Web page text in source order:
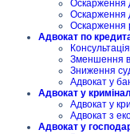
Оскарження
Оскарження
Оскарження
Адвокат по
Зменшення
Зниження
Адвокат у
Адвокат у
Адвокат у
Адвокат з
Адвокат у